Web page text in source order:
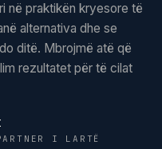
në praktikën kryesore të
alternativa dhe se
ditë. Mbrojmë atë që
rezultatet për të cilat
I LARTË